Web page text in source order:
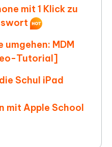
mit 1 Klick zu
umgehen: MDM
Tutorial]
Schul iPad
mit Apple School